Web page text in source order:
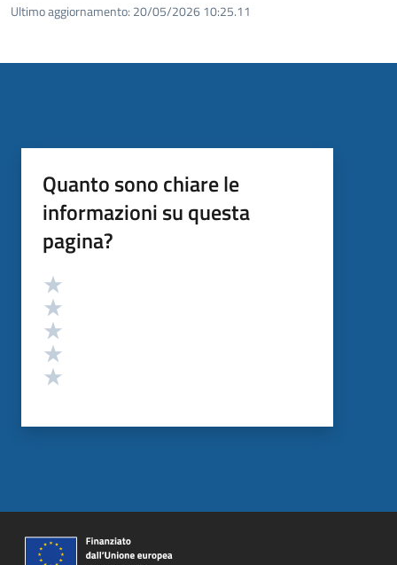
Ultimo aggiornamento: 20/05/2026 10:25.11
Quanto sono chiare le
informazioni su questa
pagina?
Valutazione